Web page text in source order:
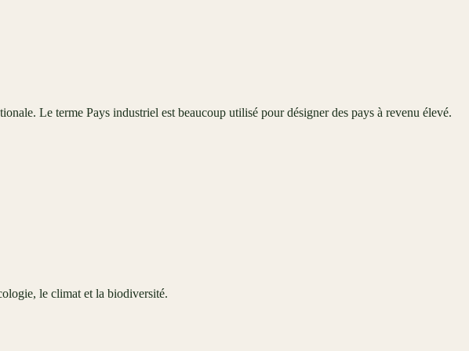
Le terme Pays industriel est beaucoup utilisé pour désigner des pays à revenu élevé.
le climat et la biodiversité.